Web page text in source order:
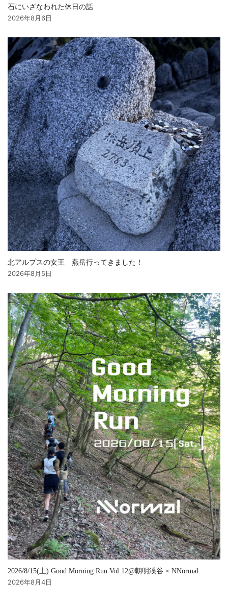
石にいざなわれた休日の話
2026年8月6日
北アルプスの女王 燕岳行ってきました！
2026年8月5日
2026/8/15(土) Good Morning Run Vol.12@朝明渓谷 × NNormal
2026年8月4日